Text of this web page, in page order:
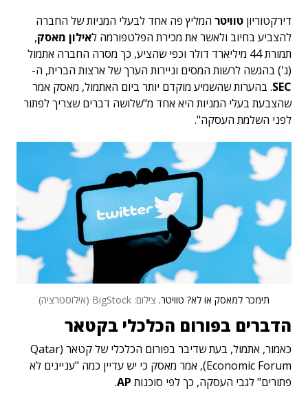
דירקטוריון טוויטר המליץ פה אחד לבעלי המניות של החברה
להצביע בחיוב ולאשר את מכירת הפלטפורמה לאילון מאסק,
תמורת 44 מיליארד דולר וכפי שהציע, כך מסרה החברה אתמול
(ג') בהגשה לרשות המסים וניירות הערך של ארצות הברית, ה-
SEC. בהערות שהשמיע מוקדם יותר ביום האתמול, מאסק אמר
שהצבעת בעלי המניות היא אחד מ"שלושה דברים שצריך לפתור
לפני השלמת העסקה".
תימכר למאסק או לא? טוויטר. צילום: BigStock (אילוסטרציה)
הדברים בפורום הכלכלי בקטאר
כאמור, אתמול, בעת שדיבר בפורום הכלכלי של קטאר (Qatar
Economic Forum), אמר מאסק כי יש עדיין כמה "עניינים לא
פתורים" לגבי העסקה, כך לפי סוכנות AP
.